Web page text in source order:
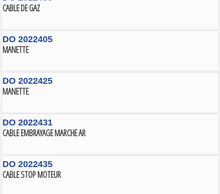
CABLE DE GAZ
DO 2022405
MANETTE
DO 2022425
MANETTE
DO 2022431
CABLE EMBRAYAGE MARCHE AR
DO 2022435
CABLE STOP MOTEUR